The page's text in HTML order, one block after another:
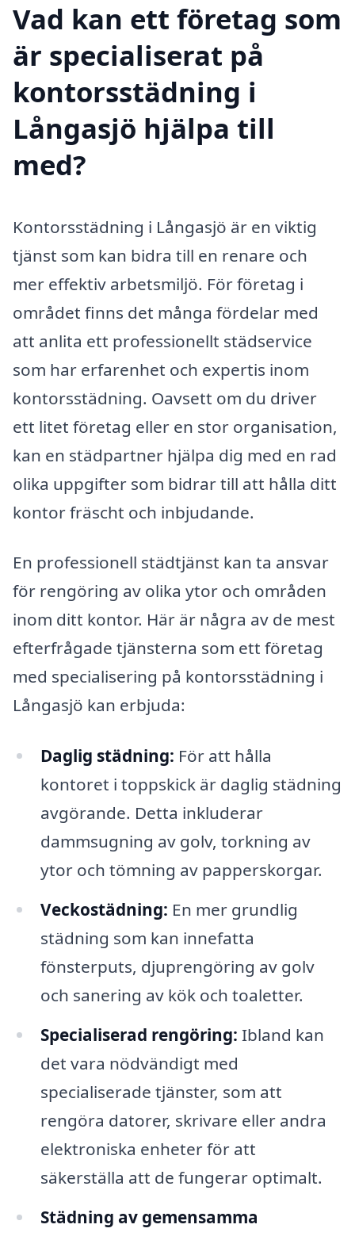
Vad kan ett företag som
är specialiserat på
kontorsstädning i
Långasjö hjälpa till
med?
Kontorsstädning i Långasjö är en viktig
tjänst som kan bidra till en renare och
mer effektiv arbetsmiljö. För företag i
området finns det många fördelar med
att anlita ett professionellt städservice
som har erfarenhet och expertis inom
kontorsstädning. Oavsett om du driver
ett litet företag eller en stor organisation,
kan en städpartner hjälpa dig med en rad
olika uppgifter som bidrar till att hålla ditt
kontor fräscht och inbjudande.
En professionell städtjänst kan ta ansvar
för rengöring av olika ytor och områden
inom ditt kontor. Här är några av de mest
efterfrågade tjänsterna som ett företag
med specialisering på kontorsstädning i
Långasjö kan erbjuda:
Daglig städning: För att hålla
kontoret i toppskick är daglig städning
avgörande. Detta inkluderar
dammsugning av golv, torkning av
ytor och tömning av papperskorgar.
Veckostädning: En mer grundlig
städning som kan innefatta
fönsterputs, djuprengöring av golv
och sanering av kök och toaletter.
Specialiserad rengöring: Ibland kan
det vara nödvändigt med
specialiserade tjänster, som att
rengöra datorer, skrivare eller andra
elektroniska enheter för att
säkerställa att de fungerar optimalt.
Städning av gemensamma